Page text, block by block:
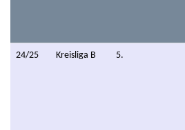
24/25 Kreisliga B 5.